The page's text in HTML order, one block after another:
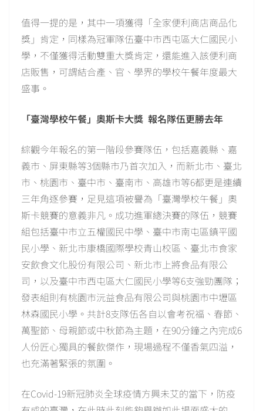
值得一提的是，其中一項獲得「全家便利商店商品化
獎」肯定，同樣為冠軍隊伍臺中市西屯區大仁國民小
學，不僅獲得活動雙重大獎肯定，還能進入該便利商
店販售，可謂結合產、官、學界的學校午餐年度最大
盛事。
「臺灣學校午餐」奧斯卡大獎 報名隊伍更勝去年
綜觀今年報名的第一階段參賽隊伍，包括嘉義縣、嘉
義市、屏東縣等3個縣市乃首次加入，而新北市、臺北
市、桃園市、臺中市、臺南市、高雄市等6都更是連續
三年角逐參賽，足見這項被譽為「臺灣學校午餐」奧
斯卡競賽的意義非凡。成功進軍總決賽的隊伍，競賽
組包括臺中市立五權國民中學、臺中市南屯區鎮平國
民小學、新北市康橋國際學校青山校區、臺北市食家
安飲食文化股份有限公司、新北市上將食品有限公
司，以及臺中市西屯區大仁國民小學等6支強勁團隊；
發表組則有桃園市沅益食品有限公司與桃園市中壢區
林森國民小學。共計8支隊伍各自以會考祝福、春節、
萬聖節、母親節或中秋節為主題，在90分鐘之內完成6
人份匠心獨具的餐飲傑作，現場過程不僅香氣四溢，
也充滿著緊張的氛圍。
在Covid-19新冠肺炎全球疫情方興未艾的當下，防疫